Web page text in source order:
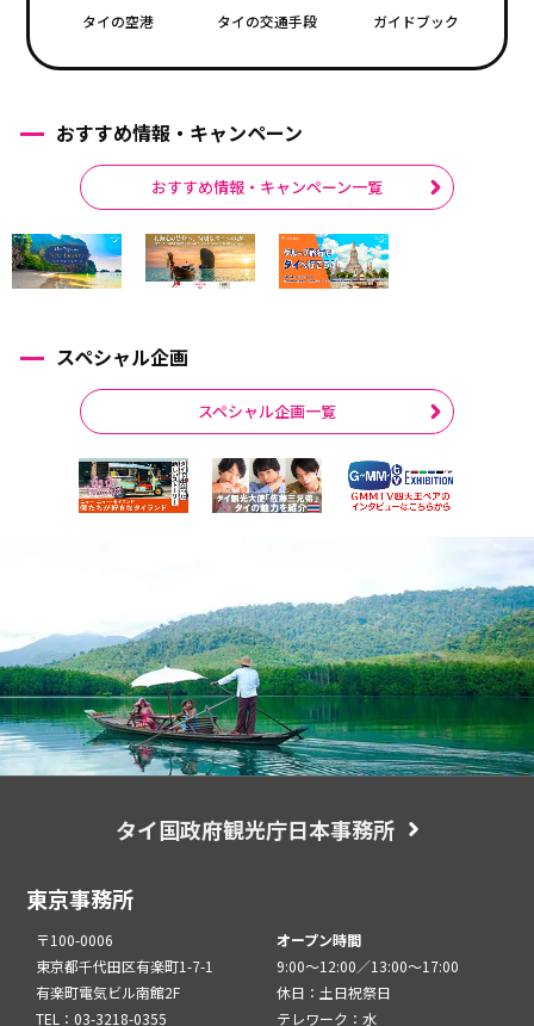
タイの空港 タイの交通手段 ガイドブック
おすすめ情報・キャンペーン
おすすめ情報・キャンペーン一覧
スペシャル企画
スペシャル企画一覧
タイ国政府観光庁日本事務所
東京事務所
〒100-0006
東京都千代田区有楽町1-7-1
有楽町電気ビル南館2F
TEL：03-3218-0355
オープン時間
9:00～12:00／13:00～17:00
休日：土日祝祭日
テレワーク：水